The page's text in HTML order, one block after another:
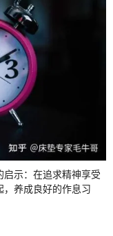
示：在追求精神享受
，养成良好的作息习